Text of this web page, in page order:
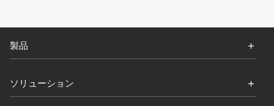
製品
ソリューション